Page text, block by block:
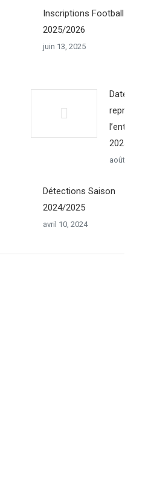
Inscriptions Football
2025/2026
juin 13, 2025
Dates de
reprise de
2024/2025
août 17,
Détections Saison
2024/2025
avril 10, 2024